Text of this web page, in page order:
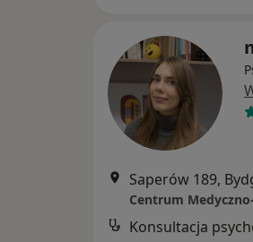
Saperów 189,
Centrum
Konsultacja